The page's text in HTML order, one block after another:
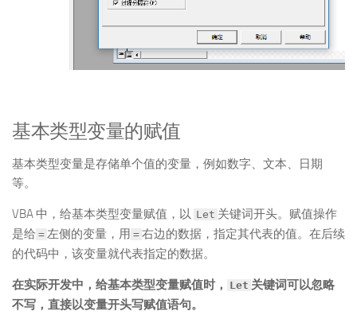
基本类型变量的赋值
基本类型变量是存储单个值的变量，例如数字、文本、日期
等。
VBA 中，给基本类型变量赋值，以 Let 关键词开头。赋值操作
是给 = 左侧的变量，用 = 右边的数据，指定其代表的值。在后续
的代码中，该变量就代表指定的数据。
在实际开发中，给基本类型变量赋值时， Let 关键词可以忽略
不写，直接以变量开头写赋值语句。